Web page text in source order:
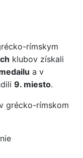
rímskym
klubov získali
a v
9. miesto.
grécko-rímskom